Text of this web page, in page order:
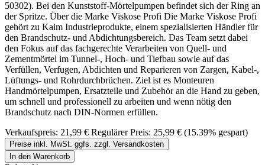
50302). Bei den Kunststoff-Mörtelpumpen befindet sich der Ring an
der Spritze. Über die Marke Viskose Profi Die Marke Viskose Profi
gehört zu Kaim Industrieprodukte, einem spezialisierten Händler für
den Brandschutz- und Abdichtungsbereich. Das Team setzt dabei
den Fokus auf das fachgerechte Verarbeiten von Quell- und
Zementmörtel im Tunnel-, Hoch- und Tiefbau sowie auf das
Verfüllen, Verfugen, Abdichten und Reparieren von Zargen, Kabel-,
Lüftungs- und Rohrdurchbrüchen. Ziel ist es Monteuren
Handmörtelpumpen, Ersatzteile und Zubehör an die Hand zu geben,
um schnell und professionell zu arbeiten und wenn nötig den
Brandschutz nach DIN-Normen erfüllen.
Verkaufspreis: 21,99 € Regulärer Preis: 25,99 € (15.39% gespart)
Preise inkl. MwSt. ggfs. zzgl. Versandkosten
In den Warenkorb